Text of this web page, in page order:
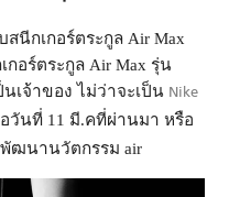
นีกเกอร์ตระกูล Air Max
อร์ตระกูล Air Max รุ่น
เจ้าของ ไม่ว่าจะเป็น Nike
อวันที่ 11 มี.คที่ผ่านมา หรือ
พัฒนานวัตกรรม air